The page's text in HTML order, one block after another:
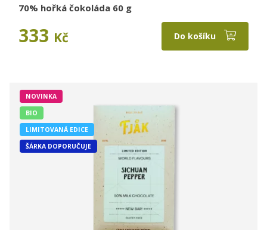
70% hořká čokoláda 60 g
333 Kč Do košíku
NOVINKA
BIO
LIMITOVANÁ EDICE
ŠÁRKA DOPORUČUJE